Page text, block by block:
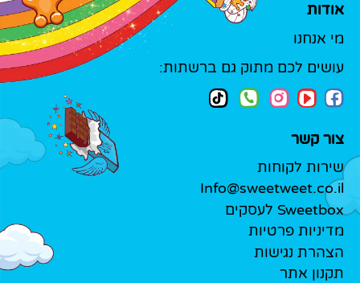
אודות
מי אנחנו
עושים לכם מתוק גם ברשתות:
צור קשר
שירות לקוחות
Info@sweetweet.co.il
Sweetbox לעסקים
מדיניות פרטיות
הצהרת נגישות
תקנון אתר